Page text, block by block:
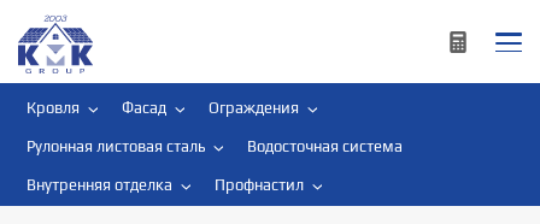
Кровля Фасад Ограждения
Рулонная листовая сталь Водосточная система
Внутренняя отделка Профнастил